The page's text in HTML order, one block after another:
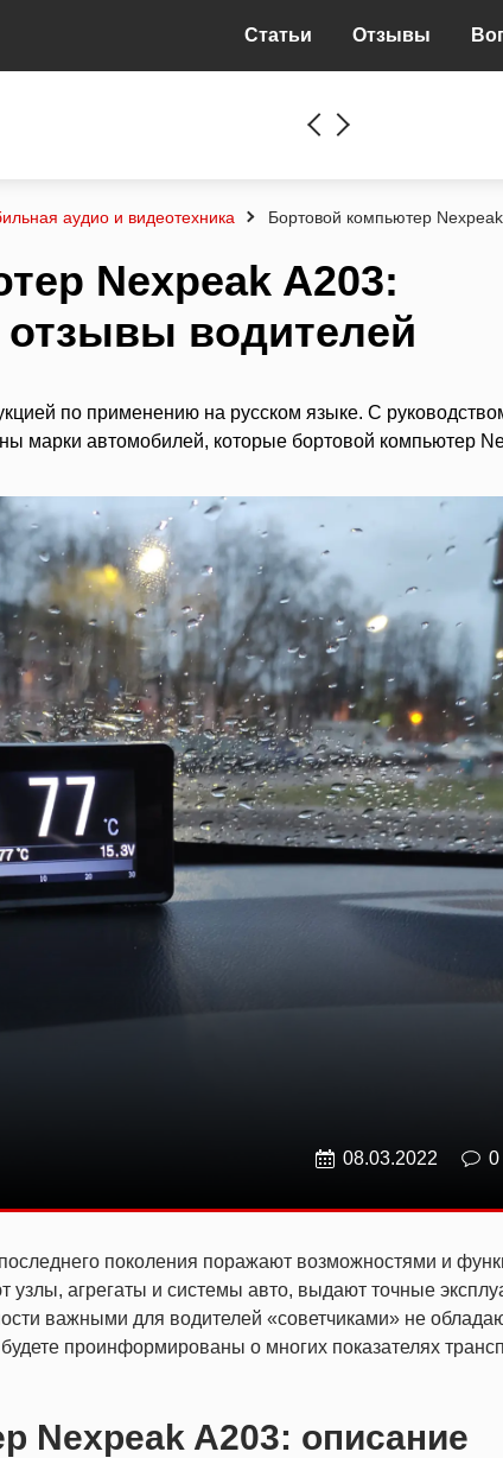
Статьи Отзывы
аудио и видеотехника Бортовой компьютер
Nexpeak A203:
отзывы водителей
по применению на русском языке. С
марки автомобилей, которые бортовой компьютер
08.03.2022 0
поколения поражают возможностями и
узлы, агрегаты и системы авто, выдают точные
важными для водителей «советчиками» не
проинформированы о многих показателях
Nexpeak A203: описание